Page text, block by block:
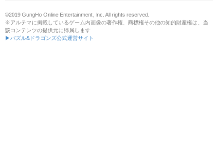
©2019 GungHo Online Entertainment, Inc. All rights reserved.
※アルテマに掲載しているゲーム内画像の著作権、商標権その他の知的財産権は、当
該コンテンツの提供元に帰属します
▶パズル&ドラゴンズ公式運営サイト